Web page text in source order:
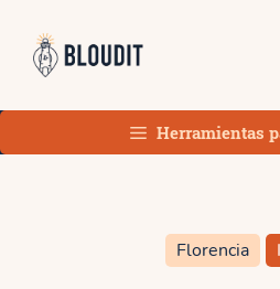
contenido
Herramientas
Florencia